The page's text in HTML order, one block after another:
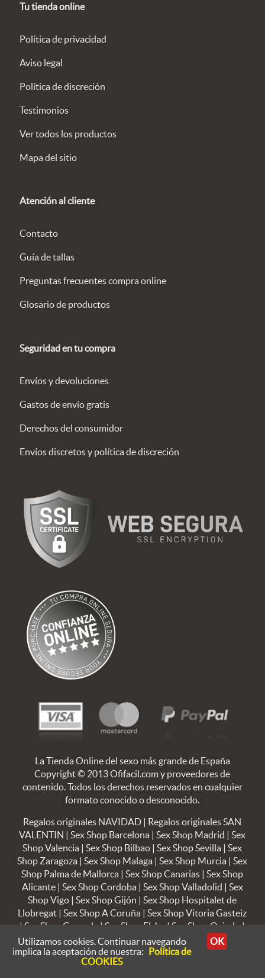
Tu tienda online
Política de privacidad
Aviso legal
Política de discreción
Testimonios
Ver todos los productos
Mapa del sitio
Atención al cliente
Contacto
Guía de tallas
Preguntas frecuentes compra online
Glosario de productos
Seguridad en tu compra
Envíos y devoluciones
Gastos de envío gratis
Derechos del consumidor
Envíos discretos y política de discreción
La Tienda Online del sexo más grande de España
Copyright © 2013 Ofifacil.com y proveedores de
contenido. Todos los derechos reservados en cualquier
formato conocido o desconocido.
Regalos originales NAVIDAD | Regalos originales SAN
VALENTIN |Sex Shop Barcelona |Sex Shop Madrid |Sex
Shop Valencia |Sex Shop Bilbao |Sex Shop Sevilla |Sex
Shop Zaragoza |Sex Shop Malaga |Sex Shop Murcia |Sex
Shop Palma de Mallorca |Sex Shop Canarias |Sex Shop
Alicante| Sex Shop Cordoba| Sex Shop Valladolid | Sex
Shop Vigo |Sex Shop Gijón |Sex Shop Hospitalet de
Llobregat |Sex Shop A Coruña |Sex Shop Vitoria Gasteiz
| Sex Shop Granada | Sex Shop Elche | Sex Shop Oviedo
|
Sex Shop Badalona|Sex Shop Cargatena
Sex Shop
Terrassa|Sex Shop Jerez de la Frontera|
Sex Shop
Sex Shop Móstoles
Utilizamos cookies. Continuar navegando
implica la aceptación de nuestra: Política de
COOKIES
OK